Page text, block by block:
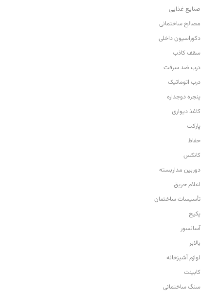
صنایع غذایی
مصالح ساختمانی
دکوراسیون داخلی
سقف کاذب
درب ضد سرقت
درب اتوماتیک
پنجره دوجداره
کاغذ دیواری
پارکت
حفاظ
کانکس
دوربین مداربسته
اعلام حریق
تأسیسات ساختمان
پکیج
آسانسور
بالابر
لوازم آشپزخانه
کابینت
سنگ ساختمانی